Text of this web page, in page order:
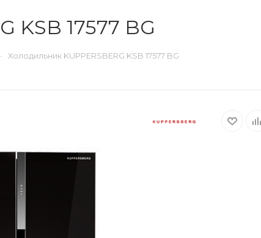
KSB 17577 BG
Холодильник KUPPERSBERG KSB 17577 BG